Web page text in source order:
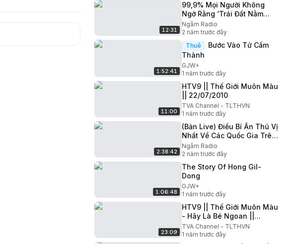
12:31
99,9% Mọi Người Không
Ngờ Rằng ‘Trái Đất Nằm
Trong Một Hố Đen’ - Cập
Nhật Mới Từ Các Nhà Khoa
Ngẫm Radio
2 năm trước đây
1:52:41
Thuê
Bước Vào Tử Cấm
Thành
GJW+
1 năm trước đây
11:00
HTV9 || Thế Giới Muôn Màu
|| 22/07/2010
TVA Channel - TLTHVN
1 năm trước đây
2:38:42
(Bản Live) Điều Bí Ẩn Thú Vị
Nhất Về Các Quốc Gia Trên
Thế Giới (Phần 2) 2024-02-
19 16:07
Ngẫm Radio
2 năm trước đây
1:06:48
The Story Of Hong Gil-
Dong
GJW+
1 năm trước đây
23:09
HTV9 || Thế Giới Muôn Màu
- Hãy Là Bé Ngoan ||
11/05/2010
TVA Channel - TLTHVN
1 năm trước đây